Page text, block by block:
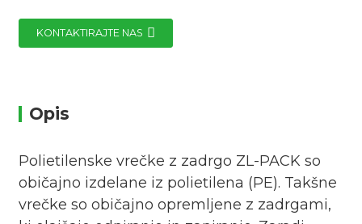
KONTAKTIRAJTE NAS
Opis
Polietilenske vrečke z zadrgo ZL-PACK so
običajno izdelane iz polietilena (PE). Takšne
vrečke so običajno opremljene z zadrgami,